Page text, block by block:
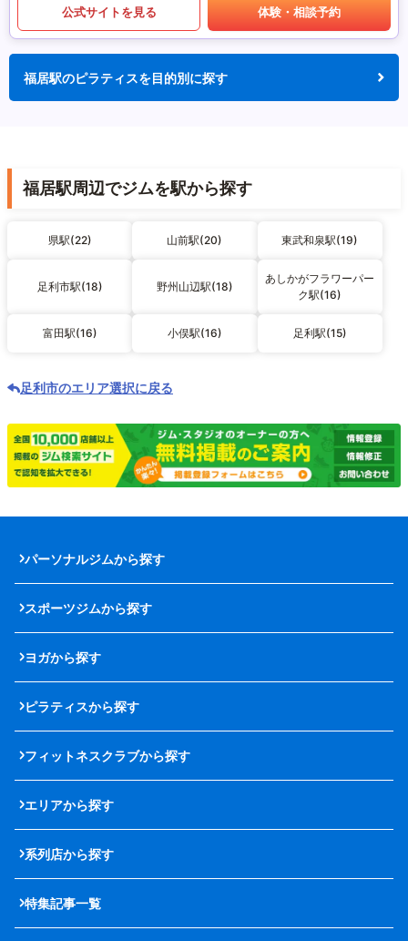
公式サイトを見る 体験・相談予約
福居駅のピラティスを目的別に探す
福居駅周辺でジムを駅から探す
県駅(22) 山前駅(20) 東武和泉駅(19)
足利市駅(18) 野州山辺駅(18)
あしかがフラワーパー
ク駅(16)
富田駅(16) 小俣駅(16) 足利駅(15)
足利市のエリア選択に戻る
パーソナルジムから探す
スポーツジムから探す
ヨガから探す
ピラティスから探す
フィットネスクラブから探す
エリアから探す
系列店から探す
特集記事一覧